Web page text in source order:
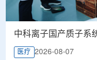
中科离子国产质子系
医疗 2026-08-07